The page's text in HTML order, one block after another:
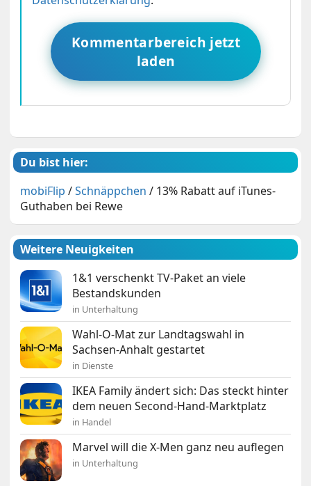
Kommentarbereich jetzt
laden
Du bist hier:
mobiFlip /Schnäppchen / 13% Rabatt auf iTunes-
Guthaben bei Rewe
Weitere Neuigkeiten
1&1 verschenkt TV-Paket an viele
Bestandskunden
in Unterhaltung
Wahl-O-Mat zur Landtagswahl in
Sachsen-Anhalt gestartet
in Dienste
IKEA Family ändert sich: Das steckt hinter
dem neuen Second-Hand-Marktplatz
in Handel
Marvel will die X-Men ganz neu auflegen
in Unterhaltung